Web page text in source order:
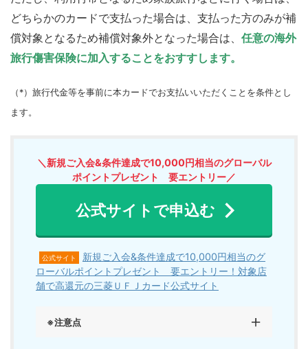
どちらかのカードで支払った場合は、支払った方のみが補
償対象となるため補償対象外となった場合は、 任意の海外
旅行傷害保険に加入することをおすすします。
（*）旅行代金等を事前に本カードでお支払いいただくことを条件とし
ます。
＼新規ご入会&条件達成で10,000円相当のグローバル
ポイントプレゼント 要エントリー／
公式サイトで申込む
公式サイト
新規ご入会&条件達成で10,000円相当のグ
ローバルポイントプレゼント 要エントリー！対象店
舗で高還元の三菱ＵＦＪカード公式サイト
※注意点